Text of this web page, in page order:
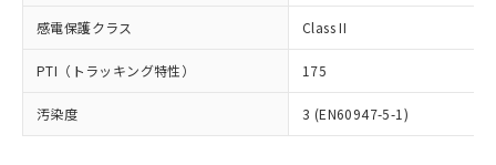
感電保護クラス Class II
PTI（トラッキング特性） 175
汚染度 3 (EN60947-5-1)
ビス）をご利用いただくには、I-Web
メンバーズにご登録されている必要が
あります。
お客様が当ウェブサイト上で当社にご
登録された部品リストについて、当社
および当社の共同利用者が、当社の製
月が前後することがあります。
※3 非含有証明書ダウンロード
質が外部に漏えいし、環境に深刻な影響を
及ぼさない年数を意味します。
「－」：未確認です。当社販売部門へお問
い合わせください。
法に輸出するおそれがある場合は、取
り引きをいたしません。
白
情報を公開していない機種